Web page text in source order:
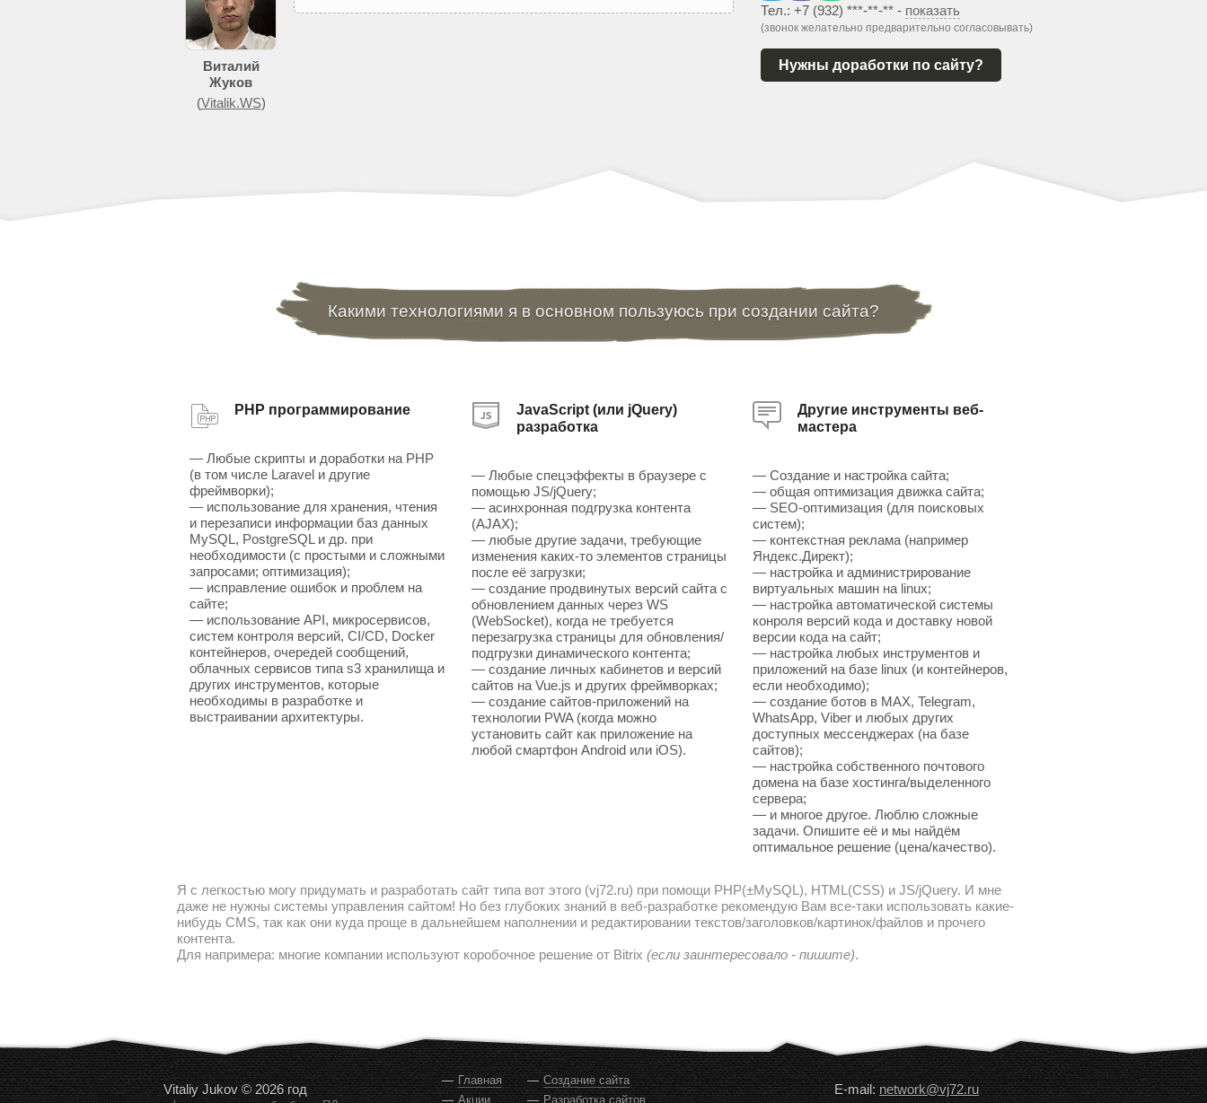
Виталий
Жуков
(Vitalik.WS)
Тел.: +7 (932) ***-**-** - показать
(звонок желательно предварительно согласовывать)
Нужны доработки по сайту?
Какими технологиями я в основном пользуюсь при создании сайта?
PHP программирование
— Любые скрипты и доработки на PHP
(в том числе Laravel и другие
фреймворки);
— использование для хранения, чтения
и перезаписи информации баз данных
MySQL, PostgreSQL и др. при
необходимости (с простыми и сложными
запросами; оптимизация);
— исправление ошибок и проблем на
сайте;
— использование API, микросервисов,
систем контроля версий, CI/CD, Docker
контейнеров, очередей сообщений,
облачных сервисов типа s3 хранилища и
других инструментов, которые
необходимы в разработке и
выстраивании архитектуры.
JavaScript (или jQuery)
разработка
— Любые спецэффекты в браузере с
помощью JS/jQuery;
— асинхронная подгрузка контента
(AJAX);
— любые другие задачи, требующие
изменения каких-то элементов страницы
после её загрузки;
— создание продвинутых версий сайта с
обновлением данных через WS
(WebSocket), когда не требуется
перезагрузка страницы для обновления/
подгрузки динамического контента;
— создание личных кабинетов и версий
сайтов на Vue.js и других фреймворках;
— создание сайтов-приложений на
технологии PWA (когда можно
установить сайт как приложение на
любой смартфон Android или iOS).
Другие инструменты веб-
мастера
— Создание и настройка сайта;
— общая оптимизация движка сайта;
— SEO-оптимизация (для поисковых
систем);
— контекстная реклама (например
Яндекс.Директ);
— настройка и администрирование
виртуальных машин на linux;
— настройка автоматической системы
конроля версий кода и доставку новой
версии кода на сайт;
— настройка любых инструментов и
приложений на базе linux (и контейнеров,
если необходимо);
— создание ботов в MAX, Telegram,
WhatsApp, Viber и любых других
доступных мессенджерах (на базе
сайтов);
— настройка собственного почтового
домена на базе хостинга/выделенного
сервера;
— и многое другое. Люблю сложные
задачи. Опишите её и мы найдём
оптимальное решение (цена/качество).
Я с легкостью могу придумать и разработать сайт типа вот этого (vj72.ru) при помощи PHP(±MySQL), HTML(CSS) и JS/jQuery. И мне
даже не нужны системы управления сайтом! Но без глубоких знаний в веб-разработке рекомендую Вам все-таки использовать какие-
нибудь CMS, так как они куда проще в дальнейшем наполнении и редактировании текстов/заголовков/картинок/файлов и прочего
контента.
Для напримера: многие компании используют коробочное решение от Bitrix (если заинтересовало - пишите).
Vitaliy Jukov © 2026 год E-mail:network@vj72.ru
Главная
Акции
Создание сайта
Разработка сайтов